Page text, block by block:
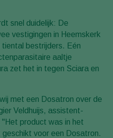
snel duidelijk: De
vestigingen in Heemskerk
tiental bestrijders. Eén
aaltje
zet het in tegen Sciara en
met een Dosatron over de
Veldhuijs, assistent-
product was in het
voor een Dosatron.